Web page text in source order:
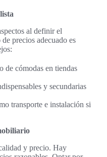
al definir el
precios adecuado es
de cómodas en tiendas
y secundarias
transporte e instalación si
y precio. Hay